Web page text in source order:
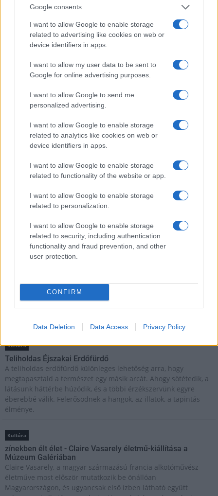
Google consents
I want to allow Google to enable storage
related to advertising like cookies on web or
device identifiers in apps.
I want to allow my user data to be sent to
Google for online advertising purposes.
I want to allow Google to send me
personalized advertising.
I want to allow Google to enable storage
related to analytics like cookies on web or
device identifiers in apps.
I want to allow Google to enable storage
related to functionality of the website or app.
I want to allow Google to enable storage
related to personalization.
I want to allow Google to enable storage
related to security, including authentication
functionality and fraud prevention, and other
user protection.
CONFIRM
Data Deletion Data Access Privacy Policy
Open Orfű: mozgás, zene, közösség
HÍRLEVÉL
E-mail cím
szabályzatot!
Brandnyúl mini disco
Ilyen még nem volt: most a gyerkőcök bulizhatnak a Káptalan
Kertben!
Helyi hírek
Beindult az őszibarackszezon, szeptemberig élvezhetjük
A világon évente mintegy 25 millió tonna őszibarack terem, Kína
Kultúra
Teliholdas Éjszakai Erdőfürdő
A teliholdas erdőfürdő különleges lehetőség arra, hogy
megtapasztald a természet egy másik arcát. Ahogy sötétedik, a
látásunk háttérbe húzódik, és a többi érzékszervünk egyre
éberebbé válik. Felerősödnek a hangok, az illatok, a tapintás
élménye.
Kultúra
zínekben élt élet - Claire Vasarely életmű-kiállítása a
Múzeum Galériában
Claire Vasarely, a magyar származású francia alkotóművész
életműve most először mutatkozik be önállóan
Magyarországon, és ugyancsak első ízben látható együtt